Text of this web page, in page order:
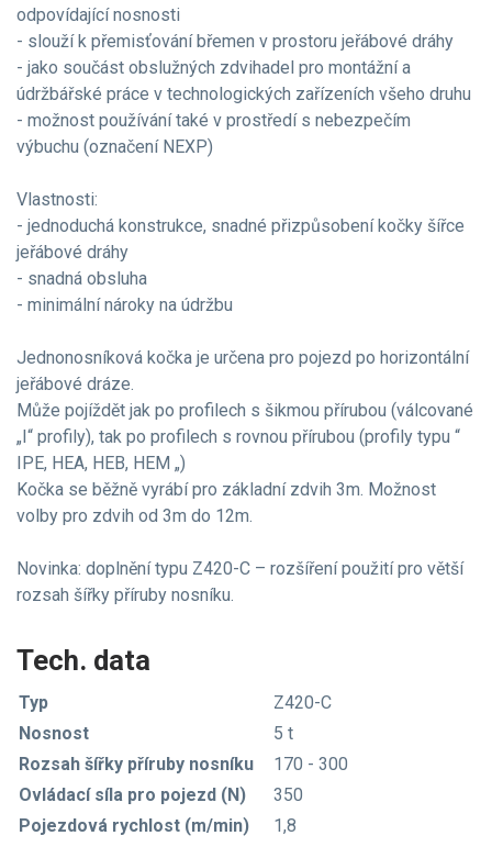
odpovídající nosnosti
- slouží k přemisťování břemen v prostoru jeřábové dráhy
- jako součást obslužných zdvihadel pro montážní a
údržbářské práce v technologických zařízeních všeho druhu
- možnost používání také v prostředí s nebezpečím
výbuchu (označení NEXP)
Vlastnosti:
- jednoduchá konstrukce, snadné přizpůsobení kočky šířce
jeřábové dráhy
- snadná obsluha
- minimální nároky na údržbu
Jednonosníková kočka je určena pro pojezd po horizontální
jeřábové dráze.
Může pojíždět jak po profilech s šikmou přírubou (válcované
„I“ profily), tak po profilech s rovnou přírubou (profily typu “
IPE, HEA, HEB, HEM „)
Kočka se běžně vyrábí pro základní zdvih 3m. Možnost
volby pro zdvih od 3m do 12m.
Novinka: doplnění typu Z420-C – rozšíření použití pro větší
rozsah šířky příruby nosníku.
Tech. data
Typ
Z420-C
Nosnost
5 t
Rozsah šířky příruby nosníku
170 - 300
Ovládací síla pro pojezd (N)
350
Pojezdová rychlost (m/min)
1,8